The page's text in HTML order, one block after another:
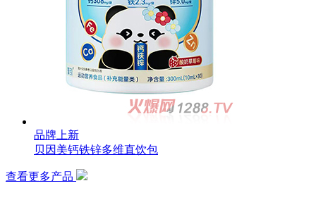
品牌上新
贝因美钙铁锌多维直饮包
查看更多产品